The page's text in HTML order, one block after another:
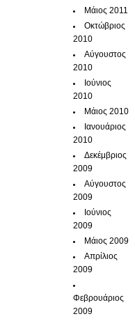
Μάιος 2011
Οκτώβριος
2010
Αύγουστος
2010
Ιούνιος
2010
Μάιος 2010
Ιανουάριος
2010
Δεκέμβριος
2009
Αύγουστος
2009
Ιούνιος
2009
Μάιος 2009
Απρίλιος
2009
Φεβρουάριος
2009